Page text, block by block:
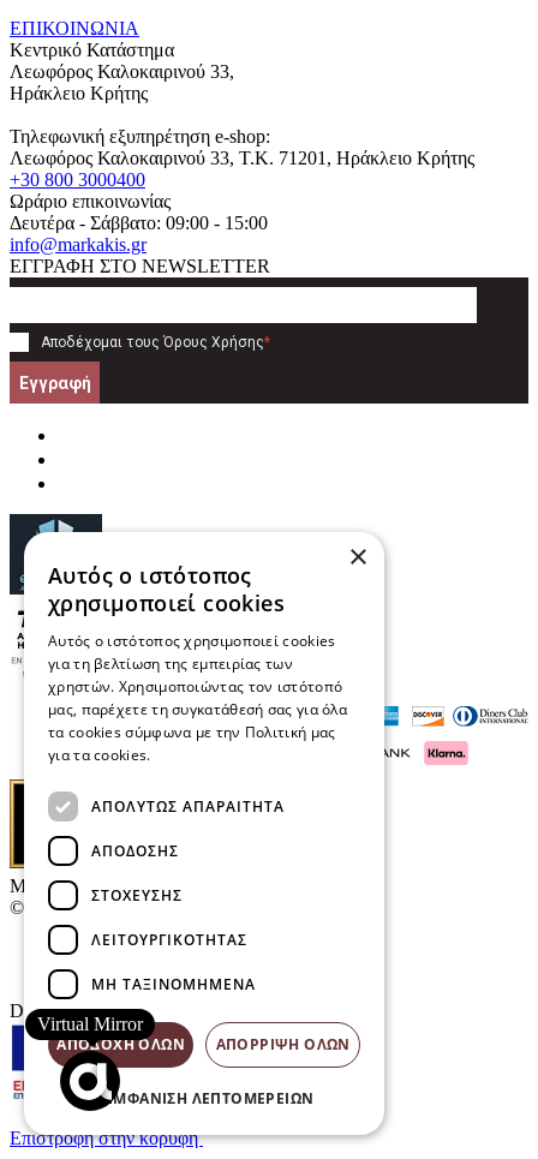
ΕΠΙΚΟΙΝΩΝΙΑ
Κεντρικό Κατάστημα
Λεωφόρος Καλοκαιρινού 33,
Ηράκλειο Κρήτης
Τηλεφωνική εξυπηρέτηση e-shop:
Λεωφόρος Καλοκαιρινού 33, T.K. 71201, Ηράκλειο Κρήτης
+30 800 3000400
Ωράριο επικοινωνίας
Δευτέρα - Σάββατο: 09:00 - 15:00
info@markakis.gr
ΕΓΓΡΑΦΗ ΣΤΟ NEWSLETTER
Αποδέχομαι τους Όρους Χρήσης*
Εγγραφή
Μαρκάκης Οπτικά
© 2026
Επικοινωνία
E-Volution Awards
Designed & developed by
Επιστροφή στην κορυφή
Virtual Mirror
×
Αυτός ο ιστότοπος
χρησιμοποιεί cookies
Αυτός ο ιστότοπος χρησιμοποιεί cookies
για τη βελτίωση της εμπειρίας των
χρηστών. Χρησιμοποιώντας τον ιστότοπό
μας, παρέχετε τη συγκατάθεσή σας για όλα
τα cookies σύμφωνα με την Πολιτική μας
για τα cookies.
ΑΠΟΛΎΤΩΣ ΑΠΑΡΑΊΤΗΤΑ
ΑΠΌΔΟΣΗΣ
ΣΤΌΧΕΥΣΗΣ
ΛΕΙΤΟΥΡΓΙΚΌΤΗΤΑΣ
ΜΗ ΤΑΞΙΝΟΜΗΜΈΝΑ
ΑΠΟΔΟΧΉ ΌΛΩΝ ΑΠΌΡΡΙΨΗ ΌΛΩΝ
ΕΜΦΆΝΙΣΗ ΛΕΠΤΟΜΕΡΕΙΏΝ